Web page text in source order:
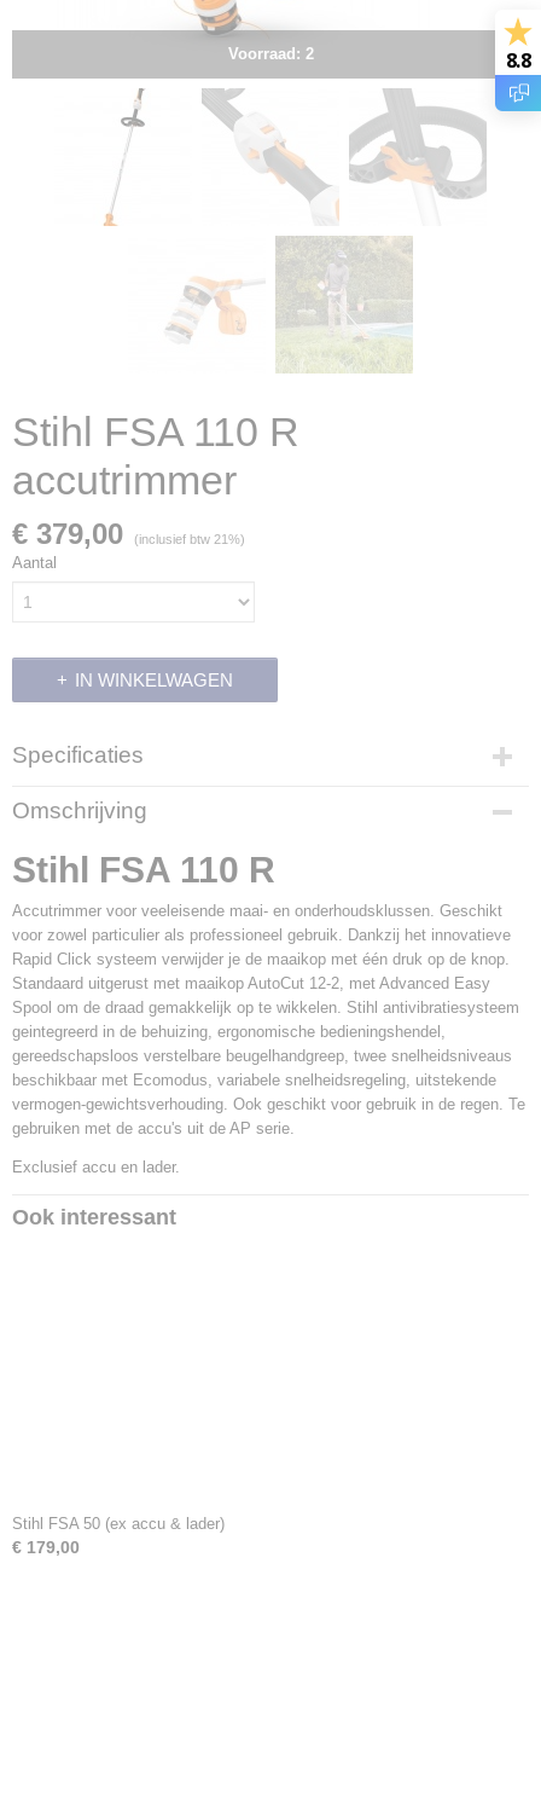
Voorraad: 2
Stihl FSA 110 R
accutrimmer
€ 379,00 (inclusief btw 21%)
Aantal
IN WINKELWAGEN
Specificaties
Productcode
700144
Productcode leverancier
FA07 011 5720
Omschrijving
Stihl FSA 110 R
Accutrimmer voor veeleisende maai- en onderhoudsklussen. Geschikt
voor zowel particulier als professioneel gebruik. Dankzij het innovatieve
Rapid Click systeem verwijder je de maaikop met één druk op de knop.
Standaard uitgerust met maaikop AutoCut 12-2, met Advanced Easy
Spool om de draad gemakkelijk op te wikkelen. Stihl antivibratiesysteem
geintegreerd in de behuizing, ergonomische bedieningshendel,
gereedschapsloos verstelbare beugelhandgreep, twee snelheidsniveaus
beschikbaar met Ecomodus, variabele snelheidsregeling, uitstekende
vermogen-gewichtsverhouding. Ook geschikt voor gebruik in de regen. Te
gebruiken met de accu's uit de AP serie.
Exclusief accu en lader.
Ook interessant
Stihl FSA 50 (ex accu & lader)
€ 179,00
8.8